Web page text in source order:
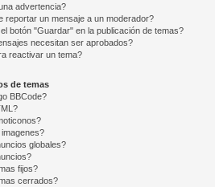
advertencia?
reportar un mensaje a un moderador?
botón "Guardar" en la publicación de temas?
necesitan ser aprobados?
reactivar un tema?
de temas
BBCode?
globales?
fijos?
cerrados?